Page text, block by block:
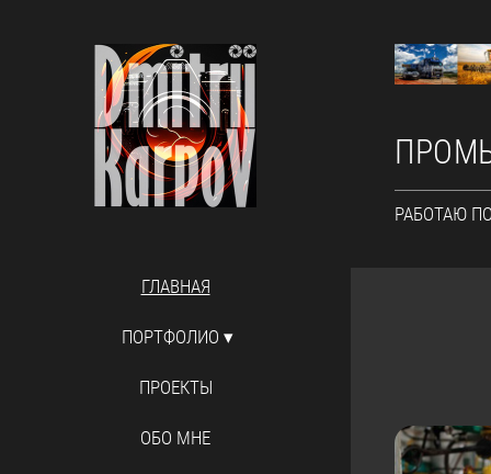
ГЛАВНАЯ
ПОРТФОЛИО
ПРОЕКТЫ
ОБО МНЕ
РАБОТАЮ